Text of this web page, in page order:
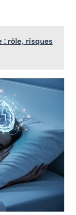
: rôle, risques